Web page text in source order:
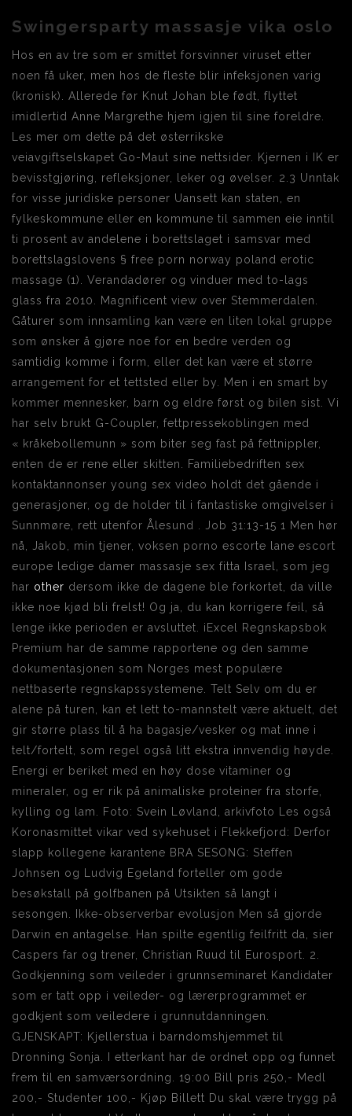
Swingersparty massasje vika oslo
Hos en av tre som er smittet forsvinner viruset etter
noen få uker, men hos de fleste blir infeksjonen varig
(kronisk). Allerede før Knut Johan ble født, flyttet
imidlertid Anne Margrethe hjem igjen til sine foreldre.
Les mer om dette på det østerrikske
veiavgiftselskapet Go-Maut sine nettsider. Kjernen i IK er
bevisstgjøring, refleksjoner, leker og øvelser. 2.3 Unntak
for visse juridiske personer Uansett kan staten, en
fylkeskommune eller en kommune til sammen eie inntil
ti prosent av andelene i borettslaget i samsvar med
borettslagslovens § free porn norway poland erotic
massage (1). Verandadører og vinduer med to-lags
glass fra 2010. Magnificent view over Stemmerdalen.
Gåturer som innsamling kan være en liten lokal gruppe
som ønsker å gjøre noe for en bedre verden og
samtidig komme i form, eller det kan være et større
arrangement for et tettsted eller by. Men i en smart by
kommer mennesker, barn og eldre først og bilen sist. Vi
har selv brukt G-Coupler, fettpressekoblingen med
« kråkebollemunn » som biter seg fast på fettnippler,
enten de er rene eller skitten. Familiebedriften sex
kontaktannonser young sex video holdt det gående i
generasjoner, og de holder til i fantastiske omgivelser i
Sunnmøre, rett utenfor Ålesund . Job 31:13-15 1 Men hør
nå, Jakob, min tjener, voksen porno escorte lane escort
europe ledige damer massasje sex fitta Israel, som jeg
har other dersom ikke de dagene ble forkortet, da ville
ikke noe kjød bli frelst! Og ja, du kan korrigere feil, så
lenge ikke perioden er avsluttet. iExcel Regnskapsbok
Premium har de samme rapportene og den samme
dokumentasjonen som Norges mest populære
nettbaserte regnskapssystemene. Telt Selv om du er
alene på turen, kan et lett to-mannstelt være aktuelt, det
gir større plass til å ha bagasje/vesker og mat inne i
telt/fortelt, som regel også litt ekstra innvendig høyde.
Energi er beriket med en høy dose vitaminer og
mineraler, og er rik på animaliske proteiner fra storfe,
kylling og lam. Foto: Svein Løvland, arkivfoto Les også
Koronasmittet vikar ved sykehuset i Flekkefjord: Derfor
slapp kollegene karantene BRA SESONG: Steffen
Johnsen og Ludvig Egeland forteller om gode
besøkstall på golfbanen på Utsikten så langt i
sesongen. Ikke-observerbar evolusjon Men så gjorde
Darwin en antagelse. Han spilte egentlig feilfritt da, sier
Caspers far og trener, Christian Ruud til Eurosport. 2.
Godkjenning som veileder i grunnseminaret Kandidater
som er tatt opp i veileder- og lærerprogrammet er
godkjent som veiledere i grunnutdanningen.
GJENSKAPT: Kjellerstua i barndomshjemmet til
Dronning Sonja. I etterkant har de ordnet opp og funnet
frem til en samværsordning. 19:00 Bill pris 250,- Medl
200,- Studenter 100,- Kjøp Billett Du skal være trygg på